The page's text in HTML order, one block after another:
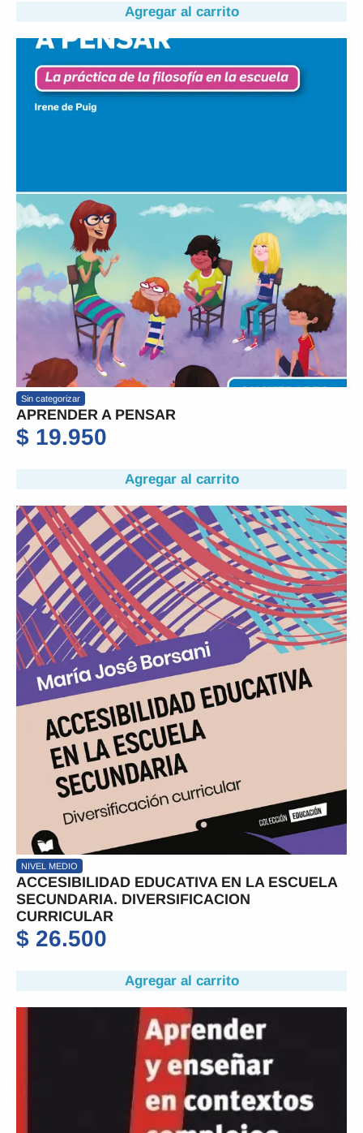
Agregar al carrito
Sin categorizar
APRENDER A PENSAR
$ 19.950
Agregar al carrito
NIVEL MEDIO
ACCESIBILIDAD EDUCATIVA EN LA ESCUELA
SECUNDARIA. DIVERSIFICACION
CURRICULAR
$ 26.500
Agregar al carrito